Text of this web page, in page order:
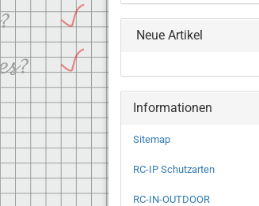
Neue Artikel
Informationen
Sitemap
RC-IP Schutzarten
RC-IN-OUTDOOR